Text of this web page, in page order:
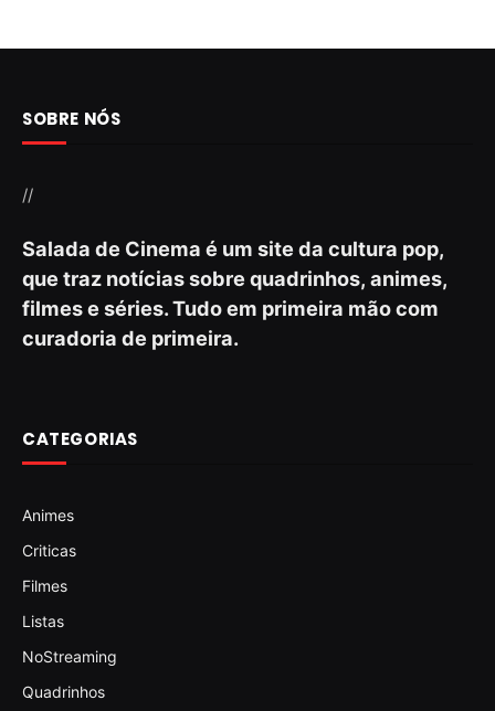
SOBRE NÓS
//
Salada de Cinema é um site da cultura pop,
que traz notícias sobre quadrinhos, animes,
filmes e séries. Tudo em primeira mão com
curadoria de primeira.
CATEGORIAS
Animes
Criticas
Filmes
Listas
NoStreaming
Quadrinhos